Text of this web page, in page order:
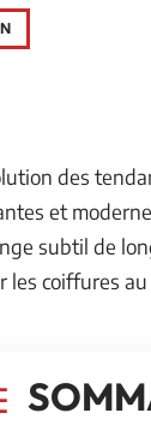
des
et
subtil de
les coiffures